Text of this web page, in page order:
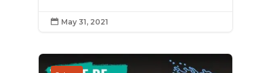
 May 31, 2021